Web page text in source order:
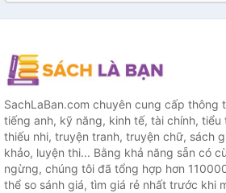
SachLaBan.com chuyên cung cấp thông
tiếng anh, kỹ năng, kinh tế, tài chính,
thiếu nhi, truyện tranh, truyện chữ, sách
khảo, luyện thi... Bằng khả năng sẵn có
ngừng, chúng tôi đã tổng hợp hơn
thể so sánh giá, tìm giá rẻ nhất trước khi